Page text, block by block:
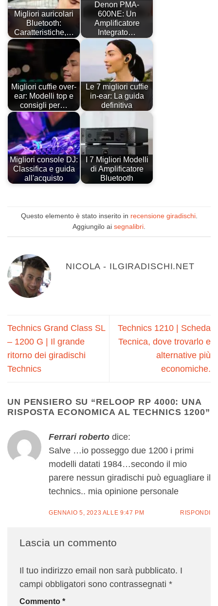
Migliori auricolari
Bluetooth:
Caratteristiche,…
Denon PMA-
600NE: Un
Amplificatore
Integrato…
Migliori cuffie over-
ear: Modelli top e
consigli per…
Le 7 migliori cuffie
in-ear: La guida
definitiva
Migliori console DJ:
Classifica e guida
all'acquisto
I 7 Migliori Modelli
di Amplificatore
Bluetooth
Questo elemento è stato inserito in recensione giradischi.
Aggiungilo ai segnalibri
NICOLA - ILGIRADISCHI.NET
Technics Grand Class SL
– 1200 G | Il grande
ritorno dei giradischi
Technics
Technics 1210 | Scheda
Tecnica, dove trovarlo e
alternative più
economiche.
UN PENSIERO SU “RELOOP RP 4000: UNA
RISPOSTA ECONOMICA AL TECHNICS 1200”
Ferrari roberto dice:
Salve …io posseggo due 1200 i primi
modelli datati 1984…secondo il mio
parere nessun giradischi può eguagliare il
technics.. mia opinione personale
GENNAIO 5, 2023 ALLE 9:47 PM RISPONDI
Lascia un commento
Il tuo indirizzo email non sarà pubblicato. I
campi obbligatori sono contrassegnati *
Commento *